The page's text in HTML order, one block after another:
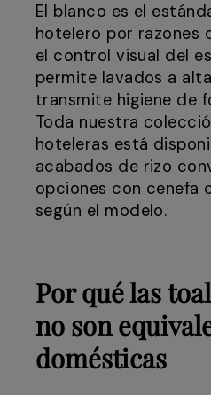
El blanco es el
hotelero por razones
el control visual del
permite lavados a
transmite higiene de
Toda nuestra
hoteleras está
acabados de rizo
opciones con cenefa
según el modelo.
Por qué las
no son
domésticas